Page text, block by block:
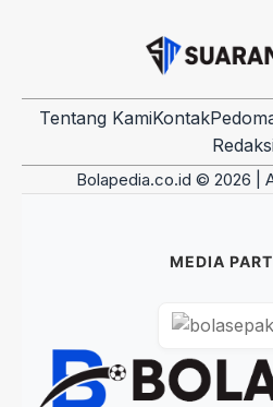
Tentang KamiKontak
Bolapedia.co.id © 2026 |
MEDIA